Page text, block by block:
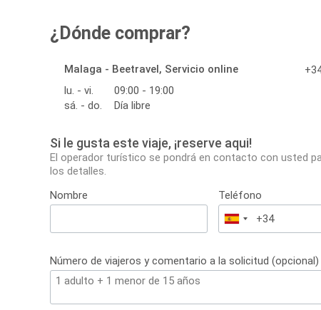
¿Dónde comprar?
Malaga - Beetravel, Servicio online
lu. - vi.
09:00 - 19:00
sá. - do.
Día libre
Si le gusta este viaje, ¡reserve aqui!
El operador turístico se pondrá en contacto con usted
los detalles.
Nombre
Teléfono
España
+34
Número de viajeros y comentario a la solicitud (opcional)